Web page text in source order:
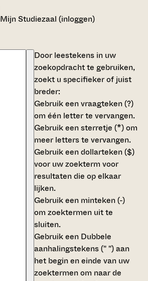
Mijn Studiezaal (inloggen)
Door leestekens in uw
zoekopdracht te gebruiken,
zoekt u specifieker of juist
breder:
Gebruik eenvraagteken (?)
om één letter te vervangen.
Gebruik eensterretje (*)om
meer letters te vervangen.
Gebruik eendollarteken ($)
voor uw zoekterm voor
resultaten die op elkaar
lijken.
Gebruik een minteken (-)
om zoektermen uit te
sluiten.
Gebruik een Dubbele
aanhalingstekens (" ")aan
het begin en einde van uw
zoektermen om naar de